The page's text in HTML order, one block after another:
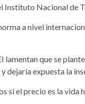
Nacional de
a nivel
lamentan que se
dejaría expuesta la
si el precio es la vida